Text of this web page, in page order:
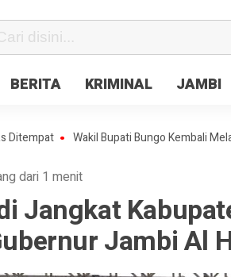
BERITA KRIMINAL JAMBI
Wakil Bupati Bungo Kembali Melantik
dari 1 menit
Jangkat
Jambi Al